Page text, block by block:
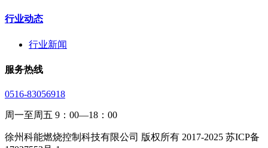
行业动态
行业新闻
服务热线
0516-83056918
周一至周五 9：00—18：00
徐州科能燃烧控制科技有限公司 版权所有 2017-2025 苏ICP备